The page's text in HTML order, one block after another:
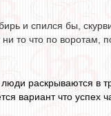
и спился бы,
то что по воротам,
раскрываются в
вариант что успех